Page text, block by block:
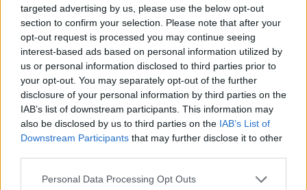
targeted advertising by us, please use the below opt-out
section to confirm your selection. Please note that after your
opt-out request is processed you may continue seeing
interest-based ads based on personal information utilized by
us or personal information disclosed to third parties prior to
your opt-out. You may separately opt-out of the further
disclosure of your personal information by third parties on the
IAB’s list of downstream participants. This information may
also be disclosed by us to third parties on the IAB’s List of
Downstream Participants that may further disclose it to other
Personal Data Processing Opt Outs
Příbramský hokej se rozrostl
o 35 nových zájemců o tento
sport
Royal Rangers Příbram to je 23
let tábornických dovedností
a přírodního kouzla
SOUVISEJÍCÍ ČLÁNKY
VÍCE OD AUTORA
Vykradených aut na Příbramsku přibylo.
Policie připomíná: Auto není trezor